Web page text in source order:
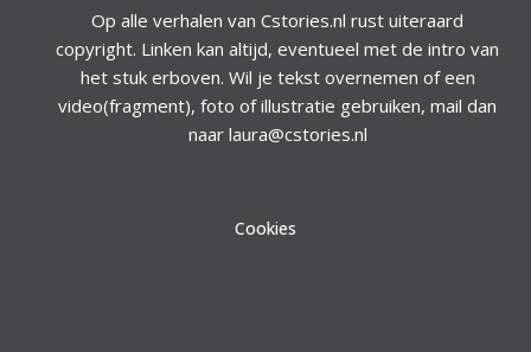
Op alle verhalen van Cstories.nl rust uiteraard
copyright. Linken kan altijd, eventueel met de intro van
het stuk erboven. Wil je tekst overnemen of een
video(fragment), foto of illustratie gebruiken, mail dan
naar laura@cstories.nl
Cookies